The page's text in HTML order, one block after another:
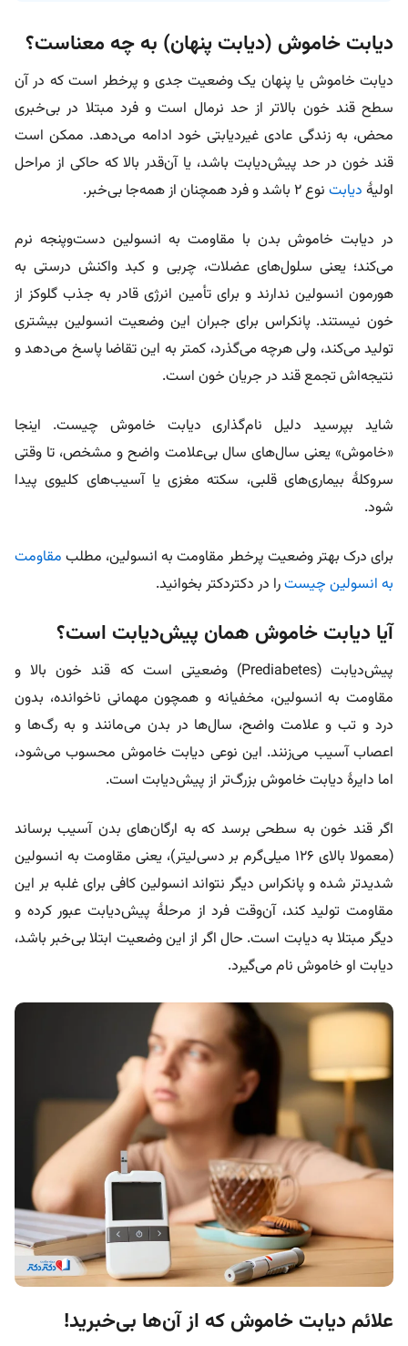
دیابت خاموش (دیابت پنهان) به چه معناست؟
دیابت خاموش یا پنهان یک وضعیت جدی و پرخطر است که در آن
سطح قند خون بالاتر از حد نرمال است و فرد مبتلا در بی‌خبری
محض، به زندگی عادی غیردیابتی خود ادامه می‌دهد. ممکن است
قند خون در حد پیش‌دیابت باشد، یا آن‌قدر بالا که حاکی از مراحل
اولیۀ دیابت نوع ۲ باشد و فرد همچنان از همه‌جا بی‌خبر.
در دیابت خاموش بدن با مقاومت به انسولین دست‌وپنجه نرم
می‌کند؛ یعنی سلول‌های عضلات، چربی و کبد واکنش درستی به
هورمون انسولین ندارند و برای تأمین انرژی قادر به جذب گلوکز از
خون نیستند. پانکراس برای جبران این وضعیت انسولین بیشتری
تولید می‌کند، ولی هرچه می‌گذرد، کمتر به این تقاضا پاسخ می‌دهد و
نتیجه‌اش تجمع قند در جریان خون است.
شاید بپرسید دلیل نام‌گذاری دیابت خاموش چیست. اینجا
«خاموش» یعنی سال‌های‌ سال بی‌علامت واضح و مشخص، تا وقتی
سروکلۀ بیماری‌های قلبی، سکته مغزی یا آسیب‌های کلیوی پیدا
شود.
برای درک بهتر وضعیت پرخطر مقاومت به انسولین، مطلب مقاومت
به انسولین چیسترا در دکتردکتر بخوانید.
آیا دیابت خاموش همان پیش‌دیابت است؟
پیش‌دیابت (Prediabetes) وضعیتی است که قند خون بالا و
مقاومت به انسولین، مخفیانه و همچون مهمانی ناخوانده، بدون
درد و تب و علامت واضح، سال‌ها در بدن می‌مانند و به رگ‌ها و
اعصاب آسیب می‌زنند. این نوعی دیابت خاموش محسوب می‌شود،
اما دایرۀ دیابت خاموش بزرگ‌تر از پیش‌دیابت است.
اگر قند خون به سطحی برسد که به ارگان‌های بدن آسیب برساند
(معمولا بالای ۱۲۶ میلی‌گرم بر دسی‌لیتر)، یعنی مقاومت به انسولین
شدیدتر شده و پانکراس دیگر نتواند انسولین کافی برای غلبه بر این
مقاومت تولید کند، آن‌وقت فرد از مرحلۀ پیش‌دیابت عبور کرده و
دیگر مبتلا به دیابت است. حال اگر از این وضعیت ابتلا بی‌خبر باشد،
دیابت او خاموش نام می‌گیرد.
علائم دیابت خاموش که از آن‌ها بی‌خبرید!